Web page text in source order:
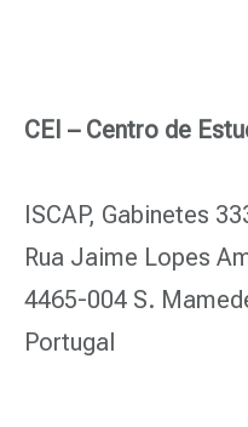
CEI – Centro de
ISCAP, Gabinetes
Rua Jaime Lopes
4465-004 S.
Portugal